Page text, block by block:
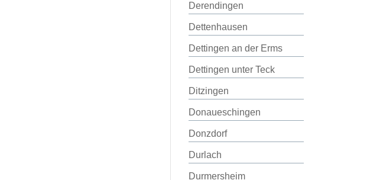
Derendingen
Dettenhausen
Dettingen an der Erms
Dettingen unter Teck
Ditzingen
Donaueschingen
Donzdorf
Durlach
Durmersheim